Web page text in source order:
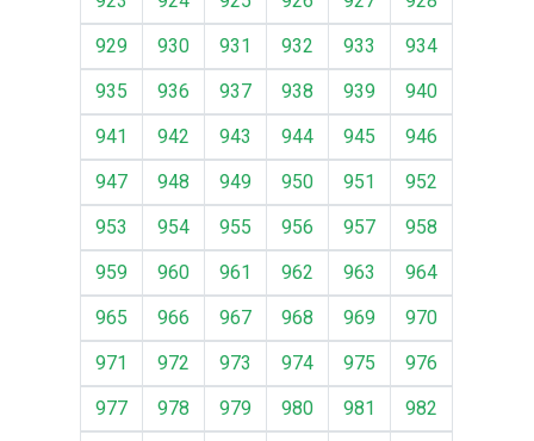
929
930 931 932 933
934
935
936 937 938 939
940
941
942 943 944 945
946
947
948 949 950 951
952
953
954 955 956 957
958
959
960 961 962 963
964
965
966 967 968 969
970
971
972 973 974 975
976
977
978 979 980 981
982